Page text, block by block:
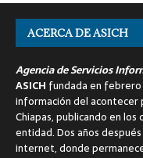
ACERCA DE ASICH
Agencia de Servicios
ASICH fundada en
información del acontecer
Chiapas, publicando en
entidad. Dos años
internet, donde